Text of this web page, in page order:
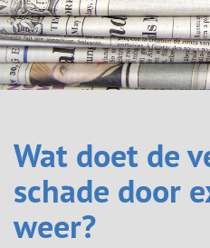
Wat doet de
schade door
weer?